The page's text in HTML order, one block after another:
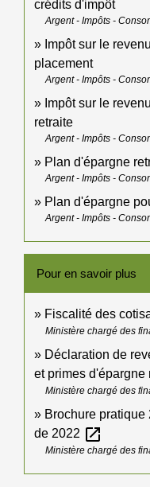
crédits d'impôt
Argent - Impôts -
Impôt sur le
placement
Argent - Impôts -
Impôt sur le
retraite
Argent - Impôts -
Plan d'épargne
Argent - Impôts -
Plan d'épargne
Argent - Impôts -
Pour en savoir plus
Fiscalité des
Ministère chargé des
Déclaration de
et primes d'épargne
Ministère chargé des
Brochure
de 2022 open_in_new
Ministère chargé des